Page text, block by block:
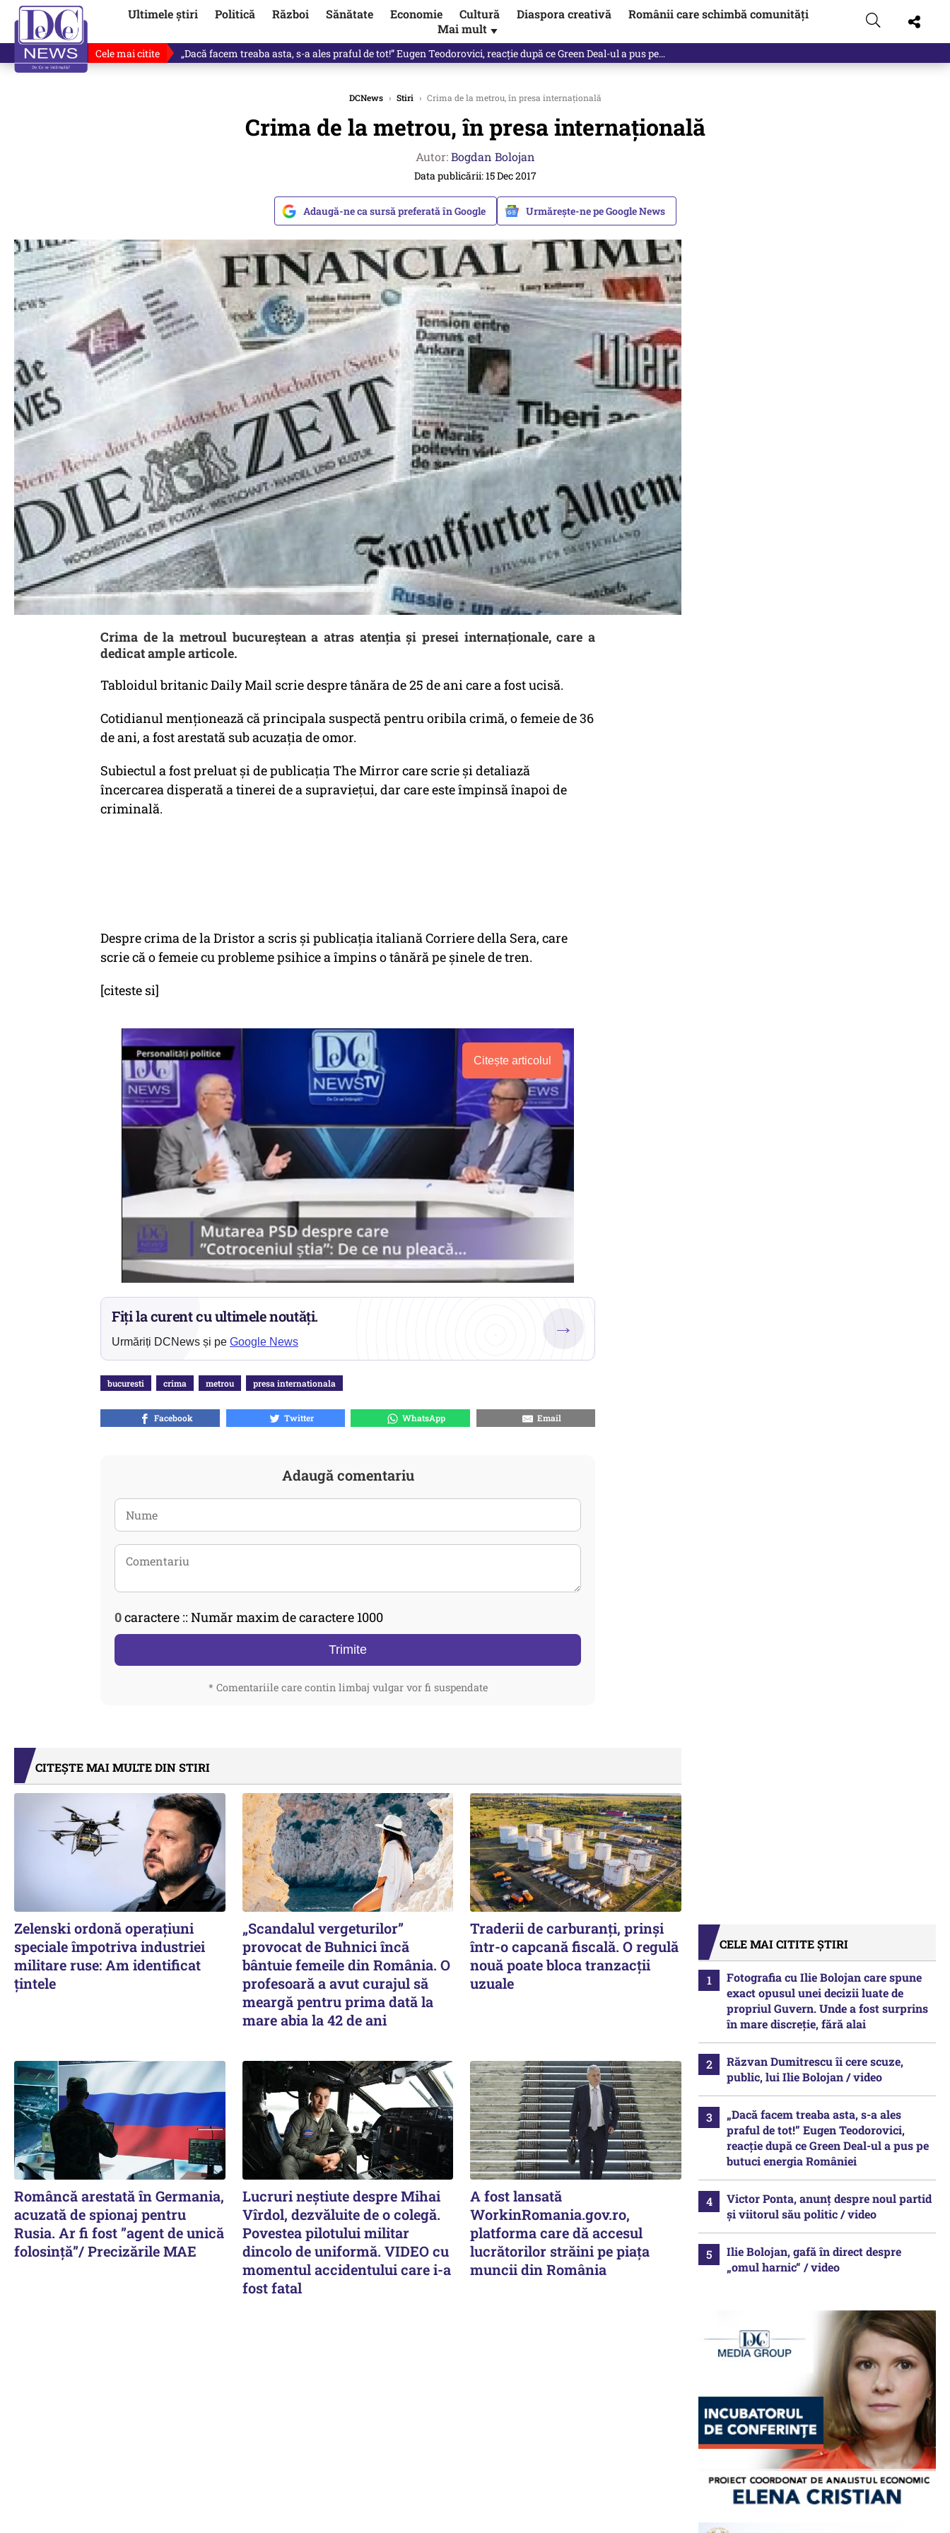
Ultimele știri Politică Război Sănătate Economie Cultură Diaspora creativă
Românii care schimbă comunități
Mai mult ▼
Cele mai citite Victor Ponta, anunț despre noul partid și viitorul său politic / video
DCNews › Stiri › Crima de la metrou, în presa internațională
Crima de la metrou, în presa internațională
Autor:Bogdan Bolojan
Data publicării: 15 Dec 2017
Adaugă-ne ca sursă preferată în Google Urmărește-ne pe Google News
Crima de la metroul bucureştean a atras atenţia şi presei internaţionale, care a
dedicat ample articole.
Tabloidul britanic Daily Mail scrie despre tânăra de 25 de ani care a fost ucisă.
Cotidianul menţionează că principala suspectă pentru oribila crimă, o femeie de 36
de ani, a fost arestată sub acuzaţia de omor.
Subiectul a fost preluat și de publicația The Mirror care scrie și detaliază
încercarea disperată a tinerei de a supraviețui, dar care este împinsă înapoi de
criminală.
Despre crima de la Dristor a scris și publicaţia italiană Corriere della Sera, care
scrie că o femeie cu probleme psihice a împins o tânără pe şinele de tren.
[citeste si]
Citește articolul
Fiți la curent cu ultimele noutăți.
Urmăriți DCNews și pe Google News
→
bucuresti crima metrou presa internationala
Facebook Twitter WhatsApp Email
Adaugă comentariu
0caractere :: Număr maxim de caractere 1000
Trimite
* Comentariile care contin limbaj vulgar vor fi suspendate
CITEȘTE MAI MULTE DIN STIRI
Zelenski ordonă operațiuni
speciale împotriva industriei
militare ruse: Am identificat
țintele
„Scandalul vergeturilor”
provocat de Buhnici încă
bântuie femeile din România. O
profesoară a avut curajul să
meargă pentru prima dată la
mare abia la 42 de ani
Traderii de carburanți, prinși
într-o capcană fiscală. O regulă
nouă poate bloca tranzacții
uzuale
Româncă arestată în Germania,
acuzată de spionaj pentru
Rusia. Ar fi fost ”agent de unică
folosință”/ Precizările MAE
Lucruri neștiute despre Mihai
Vîrdol, dezvăluite de o colegă.
Povestea pilotului militar
dincolo de uniformă. VIDEO cu
momentul accidentului care i-a
fost fatal
A fost lansată
WorkinRomania.gov.ro,
platforma care dă accesul
lucrătorilor străini pe piața
muncii din România
CELE MAI CITITE ȘTIRI
Fotografia cu Ilie Bolojan care spune
exact opusul unei decizii luate de
propriul Guvern. Unde a fost surprins
în mare discreție, fără alai
Răzvan Dumitrescu îi cere scuze,
public, lui Ilie Bolojan / video
„Dacă facem treaba asta, s-a ales
praful de tot!” Eugen Teodorovici,
reacție după ce Green Deal-ul a pus pe
butuci energia României
Victor Ponta, anunț despre noul partid
și viitorul său politic / video
Ilie Bolojan, gafă în direct despre
„omul harnic“ / video